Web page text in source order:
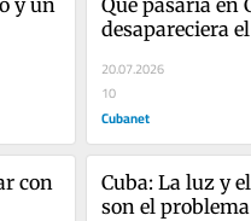
desapareciera
conocemos
20.07.2026
10
Cubanet
con
Cuba: La luz y
son el problema